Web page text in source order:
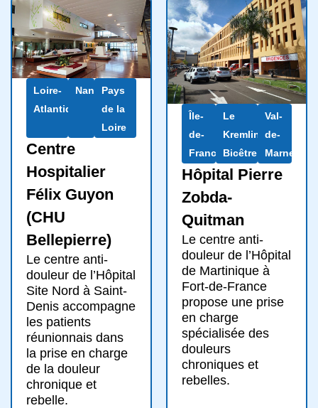
Loire-
Atlantique
NantesPays
de la
Loire
Centre
Hospitalier
Félix Guyon
(CHU
Bellepierre)
Le centre anti-
douleur de l’Hôpital
Site Nord à Saint-
Denis accompagne
les patients
réunionnais dans
la prise en charge
de la douleur
chronique et
rebelle.
Île-
de-
France
Le
Kremlin-
Bicêtre
Val-
de-
Marne
Hôpital Pierre
Zobda-
Quitman
Le centre anti-
douleur de l’Hôpital
de Martinique à
Fort-de-France
propose une prise
en charge
spécialisée des
douleurs
chroniques et
rebelles.